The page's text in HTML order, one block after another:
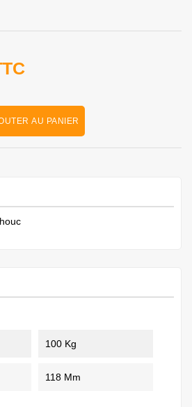
AU PANIER
100 Kg
118 Mm